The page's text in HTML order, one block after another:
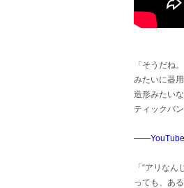
「そうだね
みたいに器
造形みたい
ティックバ
――YouTube
「“アリな
っても、あ